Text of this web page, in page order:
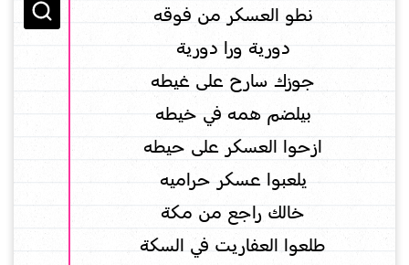
نطو العسكر من فوقه
دورية ورا دورية
جوزك سارح على غيطه
بيلضم همه في خيطه
ازحوا العسكر على حيطه
يلعبوا عسكر حراميه
خالك راجع من مكة
طلعوا العفاريت في السكة